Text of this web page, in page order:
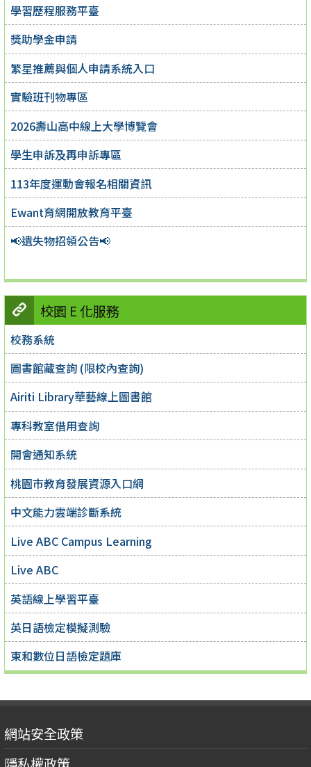
學習歷程服務平臺
獎助學金申請
繁星推薦與個人申請系統入口
實驗班刊物專區
2026壽山高中線上大學博覽會
學生申訴及再申訴專區
113年度運動會報名相關資訊
Ewant育網開放教育平臺
📢遺失物招領公告📢
校園 E 化服務
校務系統
圖書館藏查詢 (限校內查詢)
Airiti Library華藝線上圖書館
專科教室借用查詢
開會通知系統
桃園市教育發展資源入口網
中文能力雲端診斷系統
Live ABC Campus Learning
Live ABC
英語線上學習平臺
英日語檢定模擬測驗
東和數位日語檢定題庫
網站安全政策